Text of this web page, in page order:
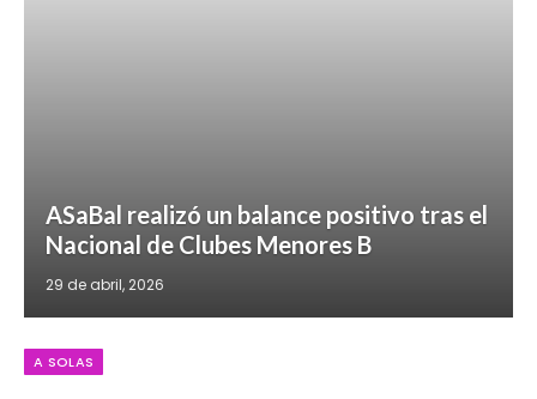
ASaBal realizó un balance positivo tras el
Nacional de Clubes Menores B
29 de abril, 2026
A SOLAS